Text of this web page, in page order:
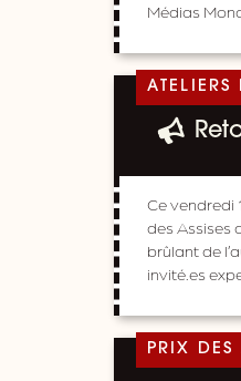
Médias
ATELIERS
Ce vendredi
des Assises
brûlant de
invité.es
PRIX DES